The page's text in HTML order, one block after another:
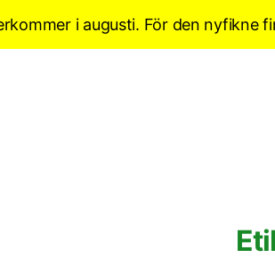
i augusti. För den nyfikne